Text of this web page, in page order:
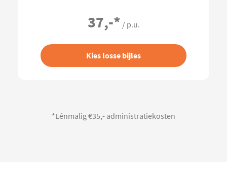
37,-* / p.u.
Kies losse bijles
*Eénmalig €35,- administratiekosten